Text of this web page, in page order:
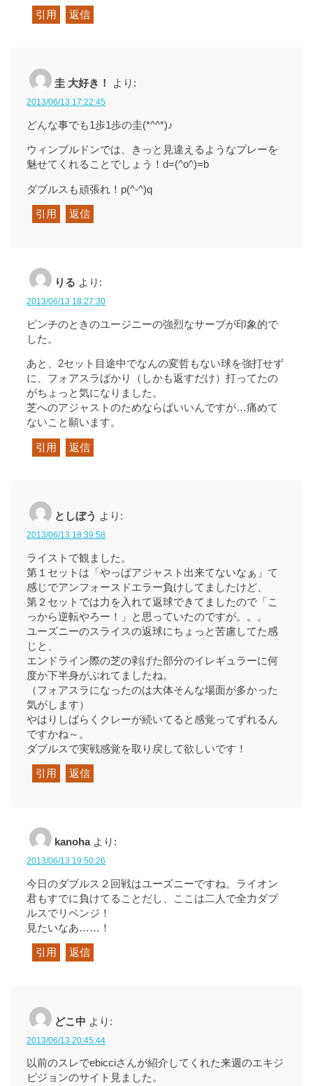
引用 返信
圭 大好き！ より:
2013/06/13 17:22:45
どんな事でも1歩1歩の圭(*^^*)♪
ウィンブルドンでは、きっと見違えるようなプレーを
魅せてくれることでしょう！d=(^o^)=b
ダブルスも頑張れ！p(^-^)q
引用 返信
りる より:
2013/06/13 18:27:30
ピンチのときのユージニーの強烈なサーブが印象的で
した。
あと、2セット目途中でなんの変哲もない球を強打せず
に、フォアスラばかり（しかも返すだけ）打ってたの
がちょっと気になりました。
芝へのアジャストのためならばいいんですが…痛めて
ないこと願います。
引用 返信
としぼう より:
2013/06/13 18:39:58
ライストで観ました。
第１セットは「やっぱアジャスト出来てないなぁ」て
感じでアンフォースドエラー負けしてましたけど、
第２セットでは力を入れて返球できてましたので「こ
っから逆転やろー！」と思っていたのですが。。。
ユーズニーのスライスの返球にちょっと苦慮してた感
じと、
エンドライン際の芝の剥げた部分のイレギュラーに何
度か下半身がぶれてましたね。
（フォアスラになったのは大体そんな場面が多かった
気がします）
やはりしばらくクレーが続いてると感覚ってずれるん
ですかね～。
ダブルスで実戦感覚を取り戻して欲しいです！
引用 返信
kanoha より:
2013/06/13 19:50:26
今日のダブルス２回戦はユーズニーですね。ライオン
君もすでに負けてることだし、ここは二人で全力ダブ
ルスでリベンジ！
見たいなあ……！
引用 返信
どこ中 より:
2013/06/13 20:45:44
以前のスレでebicciさんが紹介してくれた来週のエキジ
ビジョンのサイト見ました。